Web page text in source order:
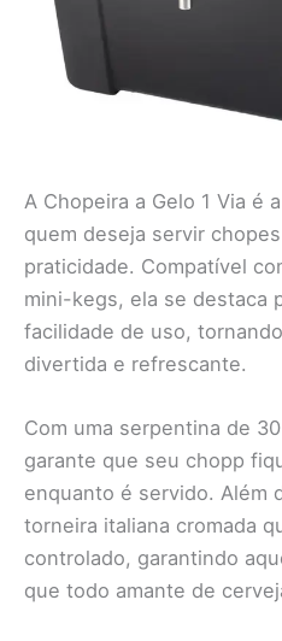
A Chopeira a Gelo 1 Via é
quem deseja servir
praticidade. Compatível
mini-kegs, ela se destaca
facilidade de uso,
divertida e refrescante.
Com uma serpentina de
garante que seu chopp
enquanto é servido. Além
torneira italiana cromada
controlado, garantindo
que todo amante de